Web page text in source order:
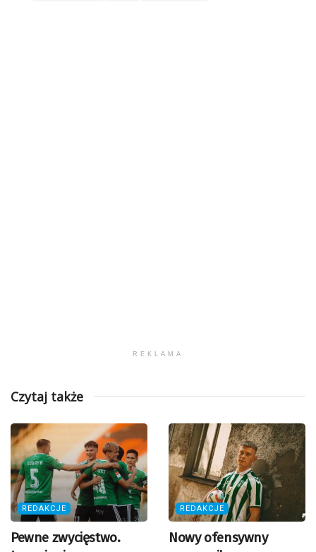
REKLAMA
Czytaj także
REDAKCJE
Pewne zwycięstwo.
REDAKCJE
Nowy ofensywny